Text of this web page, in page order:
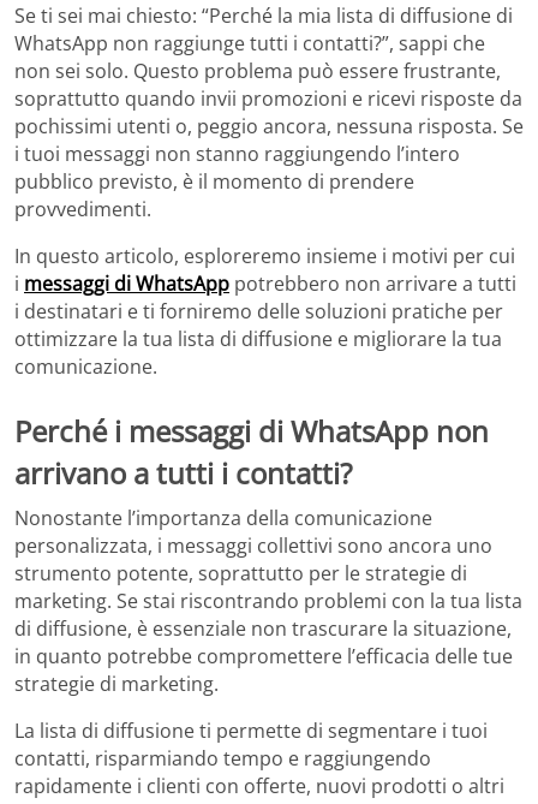
Se ti sei mai chiesto: “Perché la mia lista di diffusione di
WhatsApp non raggiunge tutti i contatti?”, sappi che
non sei solo. Questo problema può essere frustrante,
soprattutto quando invii promozioni e ricevi risposte da
pochissimi utenti o, peggio ancora, nessuna risposta. Se
i tuoi messaggi non stanno raggiungendo l’intero
pubblico previsto, è il momento di prendere
provvedimenti.
In questo articolo, esploreremo insieme i motivi per cui
i messaggi di WhatsApp potrebbero non arrivare a tutti
i destinatari e ti forniremo delle soluzioni pratiche per
ottimizzare la tua lista di diffusione e migliorare la tua
comunicazione.
Perché i messaggi di WhatsApp non
arrivano a tutti i contatti?
Nonostante l’importanza della comunicazione
personalizzata, i messaggi collettivi sono ancora uno
strumento potente, soprattutto per le strategie di
marketing. Se stai riscontrando problemi con la tua lista
di diffusione, è essenziale non trascurare la situazione,
in quanto potrebbe compromettere l’efficacia delle tue
strategie di marketing.
La lista di diffusione ti permette di segmentare i tuoi
contatti, risparmiando tempo e raggiungendo
rapidamente i clienti con offerte, nuovi prodotti o altri